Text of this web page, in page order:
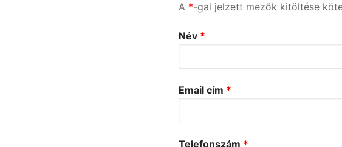
A *-gal jelzett mezők kitöltése
Név *
Email cím *
Telefonszám *